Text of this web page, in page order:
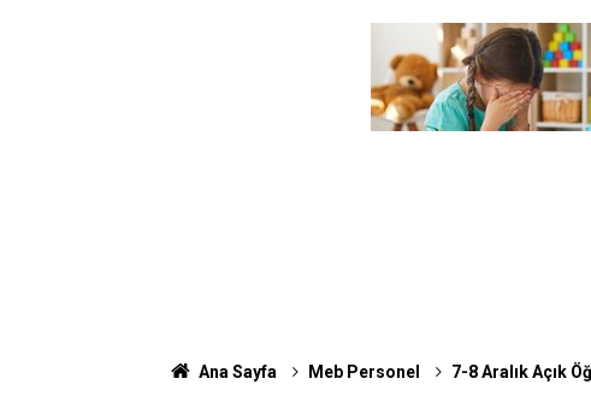
Ana Sayfa Meb Personel 7-8 Aralık Açık